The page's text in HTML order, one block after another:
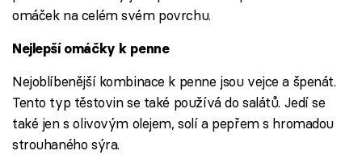
omáček na celém svém povrchu.
Nejlepší omáčky k penne
Nejoblíbenější kombinace k penne jsou vejce a špenát.
Tento typ těstovin se také používá do salátů. Jedí se
také jen s olivovým olejem, solí a pepřem s hromadou
strouhaného sýra.